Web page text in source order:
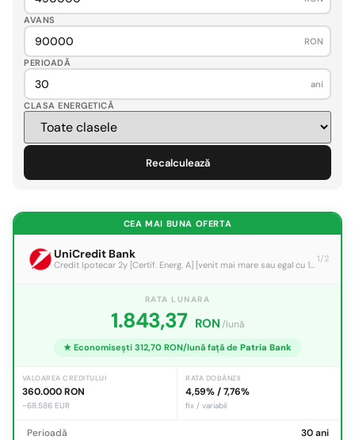
AVANS
RON
PERIOADĂ
ani
CLASA ENERGETICĂ
Recalculează
CEA MAI BUNA OFERTA
UniCredit Bank
Credit Ipotecar 2y [Certif. Energ. A] [venit mai mare sau egal cu 15.000 lei]
1/2
RATA LUNARA
1.843,37 RON /lună
★ Economisești 312,70 RON/lună față de Patria Bank
VALOAREA CREDITULUI
360.000 RON
~68.586 EUR
RATA DOBÂNZII
4,59% / 7,76%
fix / variabil
Perioadă 30 ani